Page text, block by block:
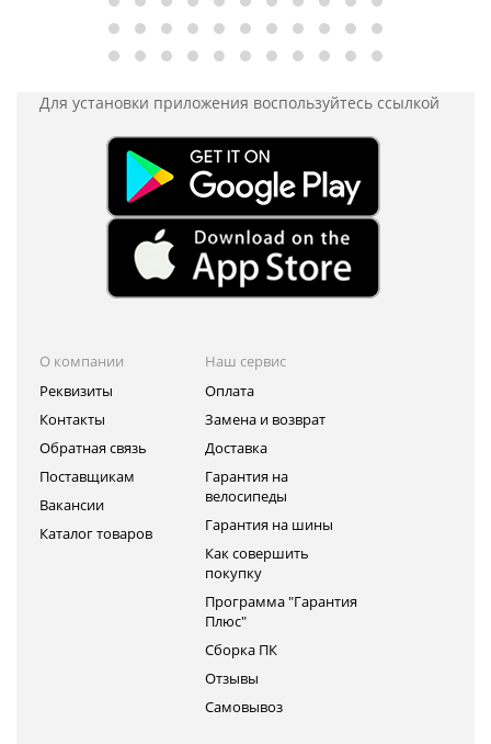
Для установки приложения воспользуйтесь ссылкой
О компании
Реквизиты
Контакты
Обратная связь
Поставщикам
Вакансии
Каталог товаров
Наш сервис
Оплата
Замена и возврат
Доставка
Гарантия на
велосипеды
Гарантия на шины
Как совершить
покупку
Программа "Гарантия
Плюс"
Сборка ПК
Отзывы
Самовывоз